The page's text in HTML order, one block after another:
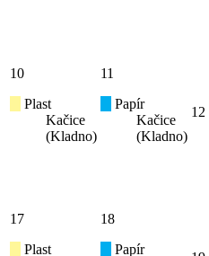
10
Plast
Kačice
(Kladno)
11
Papír
Kačice
(Kladno)
12
17
Plast
18
Papír